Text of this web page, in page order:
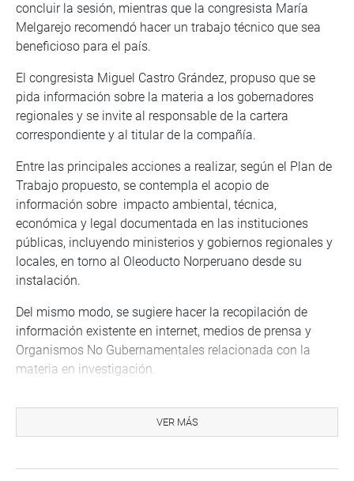
concluir la sesión, mientras que la congresista María
Melgarejo recomendó hacer un trabajo técnico que sea
beneficioso para el país.
El congresista Miguel Castro Grández, propuso que se
pida información sobre la materia a los gobernadores
regionales y se invite al responsable de la cartera
correspondiente y al titular de la compañía.
Entre las principales acciones a realizar, según el Plan de
Trabajo propuesto, se contempla el acopio de
información sobre impacto ambiental, técnica,
económica y legal documentada en las instituciones
públicas, incluyendo ministerios y gobiernos regionales y
locales, en torno al Oleoducto Norperuano desde su
instalación.
Del mismo modo, se sugiere hacer la recopilación de
información existente en internet, medios de prensa y
Organismos No Gubernamentales relacionada con la
materia en investigación.
toda la documentación legal existente, contratos de
mantenimiento y de remediación, acuerdos, convenios y
VER MÁS